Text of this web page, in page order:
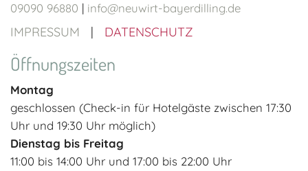
09090 96880 | info@neuwirt-bayerdilling.de
IMPRESSUM | DATENSCHUTZ
Öffnungszeiten
Montag
geschlossen (Check-in für Hotelgäste zwischen 17:30
Uhr und 19:30 Uhr möglich)
Dienstag bis Freitag
11:00 bis 14:00 Uhr und 17:00 bis 22:00 Uhr